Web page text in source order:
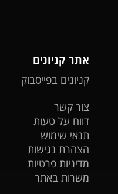
אתר קניונים
קניונים בפייסבוק
צור קשר
דווח על טעות
תנאי שימוש
הצהרת נגישות
מדיניות פרטיות
משרות באתר